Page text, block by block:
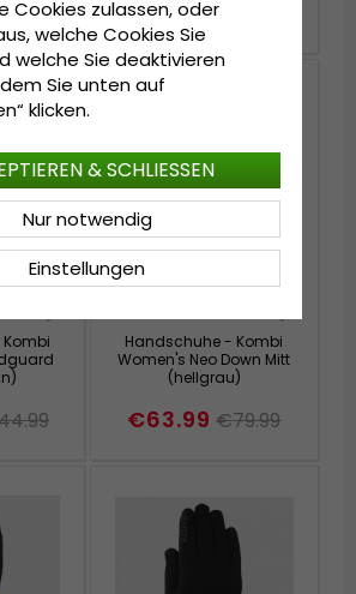
€67.99€84.99
Handschuhe - Kombi
Women's Neo Down Mitt
(hellgrau)
€63.99 €79.99
Cookies zulassen, oder
welche Cookies Sie
welche Sie deaktivieren
Sie unten auf
klicken.
Einstellungen
Nur notwendig
& SCHLIESSEN